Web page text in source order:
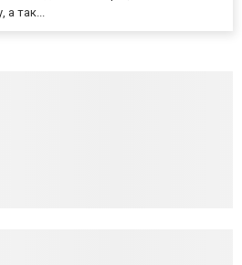
а так...